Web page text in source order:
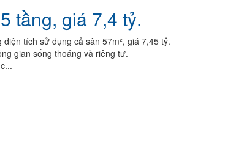
tầng, giá 7,4 tỷ.
tích sử dụng cả sân 57m², giá 7,45 tỷ.
gian sống thoáng và riêng tư.